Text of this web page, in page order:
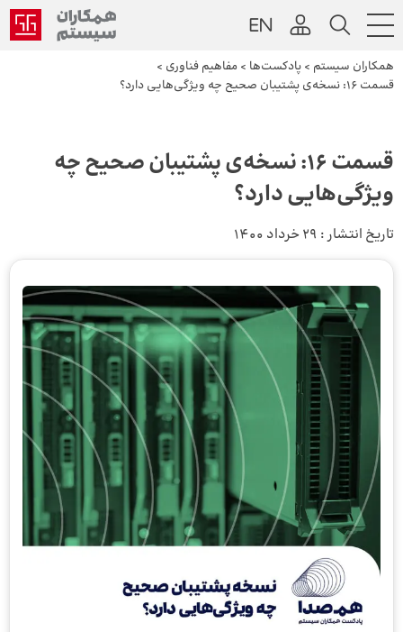
همکاران سیستم > پادکست‌ها > مفاهیم فناوری >
قسمت 16: نسخه‌ی پشتیبان صحیح چه ویژگی‌هایی دارد؟
قسمت 16: نسخه‌ی پشتیبان صحیح چه
ویژگی‌هایی دارد؟
تاریخ انتشار : 29 خرداد 1400